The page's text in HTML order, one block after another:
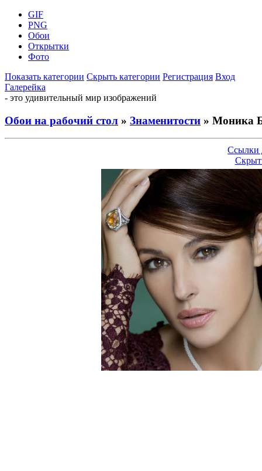
GIF
PNG
Обои
Открытки
Фото
Показать категории Скрыть категории Регистрация Вход
Галерейка
- это удивительный мир изображений
Обои на рабочий стол » Знаменитости » Моника
Ссылки